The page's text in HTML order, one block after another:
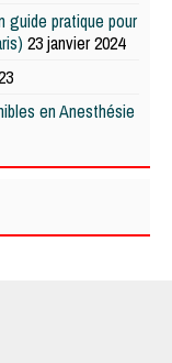
guide pratique pour
23 janvier 2024
en Anesthésie